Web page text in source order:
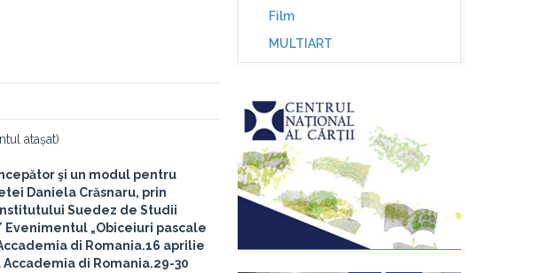
atașat)
şi un modul pentru
Daniela Crăsnaru, prin
Suedez de Studii
Evenimentul „Obiceiuri pascale
di Romania.16 aprilie
di Romania.29-30
Film
MULTIART